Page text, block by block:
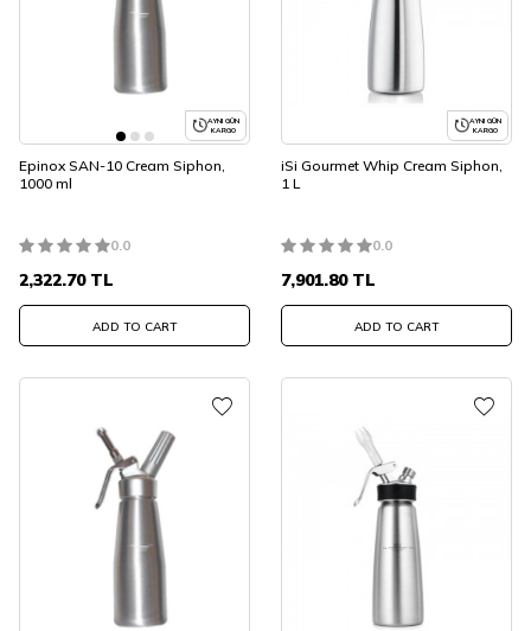
AYNI GÜN
KARGO
Epinox SAN-10 Cream Siphon,
1000 ml
0.0
2,322.70TL
ADD TO CART
AYNI GÜN
KARGO
iSi Gourmet Whip Cream Siphon,
1 L
0.0
7,901.80TL
ADD TO CART